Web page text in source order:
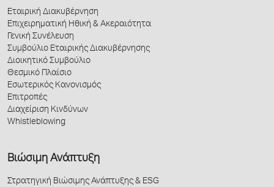
Εταιρική Διακυβέρνηση
Επιχειρηματική Ηθική & Ακεραιότητα
Γενική Συνέλευση
Συμβούλιο Εταιρικής Διακυβέρνησης
Διοικητικό Συμβούλιο
Θεσμικό Πλαίσιο
Εσωτερικός Κανονισμός
Επιτροπές
Διαχείριση Κινδύνων
Whistleblowing
Βιώσιμη Ανάπτυξη
Στρατηγική Βιώσιμης Ανάπτυξης & ESG